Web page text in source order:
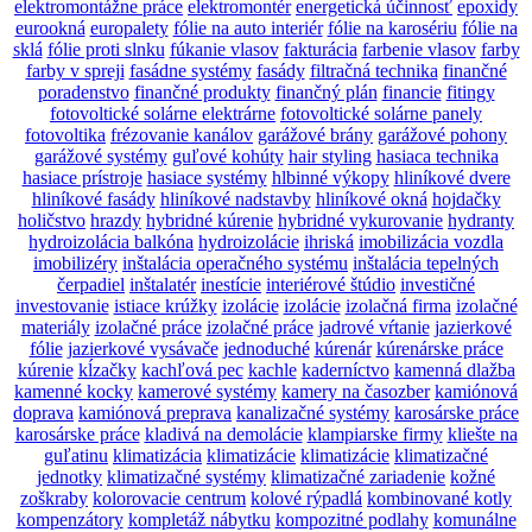
elektromontážne práce elektromontér energetická účinnosť epoxidy
eurookná europalety fólie na auto interiér fólie na karosériu fólie na
sklá fólie proti slnku fúkanie vlasov fakturácia farbenie vlasov farby
farby v spreji fasádne systémy fasády filtračná technika finančné
poradenstvo finančné produkty finančný plán financie fitingy
fotovoltické solárne elektrárne fotovoltické solárne panely
fotovoltika frézovanie kanálov garážové brány garážové pohony
garážové systémy guľové kohúty hair styling hasiaca technika
hasiace prístroje hasiace systémy hlbinné výkopy hliníkové dvere
hliníkové fasády hliníkové nadstavby hliníkové okná hojdačky
holičstvo hrazdy hybridné kúrenie hybridné vykurovanie hydranty
hydroizolácia balkóna hydroizolácie ihriská imobilizácia vozdla
imobilizéry inštalácia operačného systému inštalácia tepelných
čerpadiel inštalatér inestície interiérové štúdio investičné
investovanie istiace krúžky izolácie izolácie izolačná firma izolačné
materiály izolačné práce izolačné práce jadrové vŕtanie jazierkové
fólie jazierkové vysávače jednoduché kúrenár kúrenárske práce
kúrenie kĺzačky kachľová pec kachle kaderníctvo kamenná dlažba
kamenné kocky kamerové systémy kamery na časozber kamiónová
doprava kamiónová preprava kanalizačné systémy karosárske práce
karosárske práce kladivá na demolácie klampiarske firmy kliešte na
guľatinu klimatizácia klimatizácie klimatizácie klimatizačné
jednotky klimatizačné systémy klimatizačné zariadenie kožné
zoškraby kolorovacie centrum kolové rýpadlá kombinované kotly
kompenzátory kompletáž nábytku kompozitné podlahy komunálne